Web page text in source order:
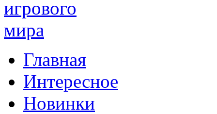
Главная
Интересное
Новинки